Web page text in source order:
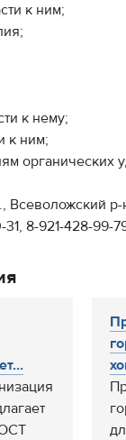
к ним;
к нему;
к ним;
органических
Всеволожский
31, 8-921-428-99-